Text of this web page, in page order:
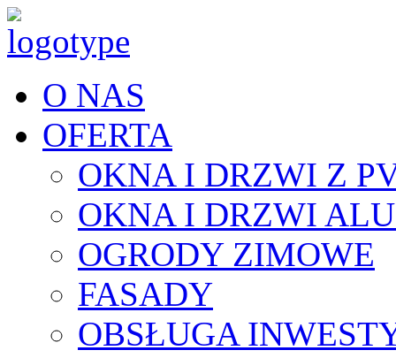
O NAS
OFERTA
OKNA I DRZWI Z
OKNA I DRZWI
OGRODY ZIMOWE
FASADY
OBSŁUGA